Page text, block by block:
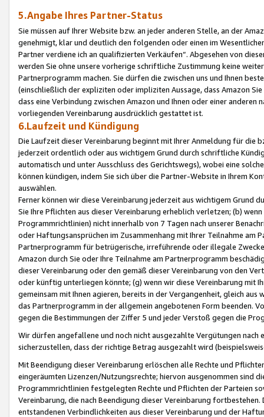
5.Angabe Ihres Partner-Status
Sie müssen auf Ihrer Website bzw. an jeder anderen Stelle, an der
genehmigt, klar und deutlich den folgenden oder einen im
Partner verdiene ich an qualifizierten Verkäufen“. Abgesehen von
werden Sie ohne unsere vorherige schriftliche Zustimmung keine
Partnerprogramm machen. Sie dürfen die zwischen uns und Ihnen
(einschließlich der expliziten oder impliziten Aussage, dass Amazon
dass eine Verbindung zwischen Amazon und Ihnen oder einer
vorliegenden Vereinbarung ausdrücklich gestattet ist.
6.Laufzeit und Kündigung
Die Laufzeit dieser Vereinbarung beginnt mit Ihrer Anmeldung für die
jederzeit ordentlich oder aus wichtigem Grund durch schriftliche
automatisch und unter Ausschluss des Gerichtswegs), wobei eine
können kündigen, indem Sie sich über die Partner-Website in Ihrem
auswählen.
Ferner können wir diese Vereinbarung jederzeit aus wichtigem Grund
Sie Ihre Pflichten aus dieser Vereinbarung erheblich verletzen; (b)
Programmrichtlinien) nicht innerhalb von 7 Tagen nach unserer
oder Haftungsansprüchen im Zusammenhang mit Ihrer Teilnahme am
Partnerprogramm für betrügerische, irreführende oder illegale
Amazon durch Sie oder Ihre Teilnahme am Partnerprogramm
dieser Vereinbarung oder den gemäß dieser Vereinbarung von den
oder künftig unterliegen könnte; (g) wenn wir diese Vereinbarung mit
gemeinsam mit Ihnen agieren, bereits in der Vergangenheit, gleich
das Partnerprogramm in der allgemein angebotenen Form beenden.
gegen die Bestimmungen der Ziffer 5 und jeder Verstoß gegen die
Wir dürfen angefallene und noch nicht ausgezahlte Vergütungen
sicherzustellen, dass der richtige Betrag ausgezahlt wird
Mit Beendigung dieser Vereinbarung erlöschen alle Rechte und
eingeräumten Lizenzen/Nutzungsrechte; hiervon ausgenommen sind
Programmrichtlinien festgelegten Rechte und Pflichten der Parteien
Vereinbarung, die nach Beendigung dieser Vereinbarung
entstandenen Verbindlichkeiten aus dieser Vereinbarung und der